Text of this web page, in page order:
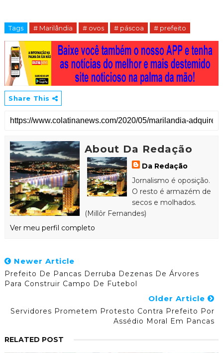
Tags # Marilândia # ovos # páscoa # prefeito
Share This
About Da Redação
Da Redação
Jornalismo é oposição.
O resto é armazém de
secos e molhados.
(Millôr Fernandes)
Ver meu perfil completo
Newer Article
Prefeito De Pancas Derruba Dezenas De Árvores
Para Construir Campo De Futebol
Older Article
Servidores Prometem Protesto Contra Prefeito Por
Assédio Moral Em Pancas
RELATED POST